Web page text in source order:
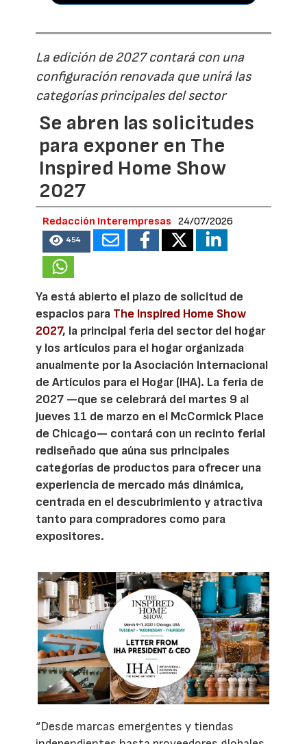
La edición de 2027 contará con una
configuración renovada que unirá las
categorías principales del sector
Se abren las solicitudes
para exponer en The
Inspired Home Show
2027
Redacción Interempresas 24/07/2026
454
Ya está abierto el plazo de solicitud de
espacios para The Inspired Home Show
2027, la principal feria del sector del hogar
y los artículos para el hogar organizada
anualmente por la Asociación Internacional
de Artículos para el Hogar (IHA). La feria de
2027 —que se celebrará del martes 9 al
jueves 11 de marzo en el McCormick Place
de Chicago— contará con un recinto ferial
rediseñado que aúna sus principales
categorías de productos para ofrecer una
experiencia de mercado más dinámica,
centrada en el descubrimiento y atractiva
tanto para compradores como para
expositores.
“Desde marcas emergentes y tiendas